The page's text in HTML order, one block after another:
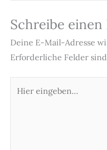
Schreibe
Deine E-Mail-Adresse
Erforderliche Felder
eingeben…